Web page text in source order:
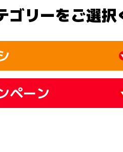
ゴリーをご選択
ペーン